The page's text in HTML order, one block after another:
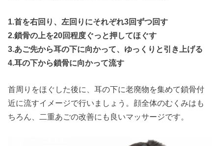
1.首を右回り、左回りにそれぞれ3回ずつ回す
2.鎖骨の上を20回程度ぐっと押してほぐす
3.あご先から耳の下に向かって、ゆっくりと引き上げる
4.耳の下から鎖骨に向かって流す
首周りをほぐした後に、耳の下に老廃物を集めて鎖骨付
近に流すイメージで行いましょう。顔全体のむくみはも
ちろん、二重あごの改善にも良いマッサージです。